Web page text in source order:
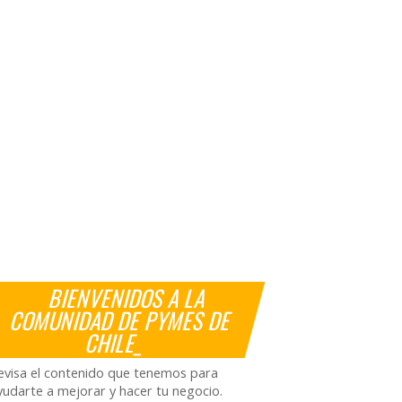
BIENVENIDOS A LA
COMUNIDAD DE PYMES DE
CHILE_
el contenido que tenemos para
a mejorar y hacer tu negocio.